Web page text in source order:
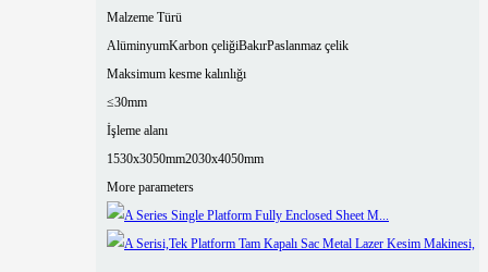
Malzeme Türü
AlüminyumKarbon çeliğiBakırPaslanmaz çelik
Maksimum kesme kalınlığı
≤30mm
İşleme alanı
1530x3050mm2030x4050mm
More parameters